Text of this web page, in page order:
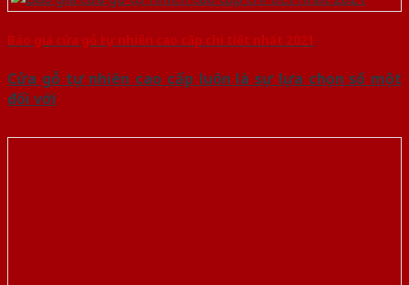
Báo giá cửa gỗ tự nhiên cao cấp chi tiết nhất 2021
Cửa gỗ tự nhiên cao cấp luôn là sự lựa chọn số một
đối với